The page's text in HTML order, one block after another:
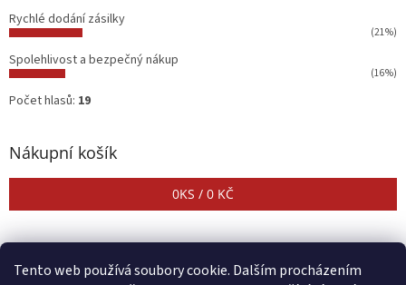
Tento web používá soubory cookie. Dalším procházením
Rychlé dodání zásilky
(21%)
Spolehlivost a bezpečný nákup
(16%)
Počet hlasů: 19
Nákupní košík
0KS / 0 KČ